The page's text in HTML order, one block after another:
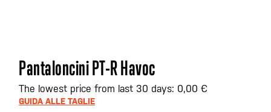
Vai
all'inizio
della
galleria
Pantaloncini PT-R Havoc
The lowest price from last 30 days: 0,00 €
GUIDA ALLE TAGLIE